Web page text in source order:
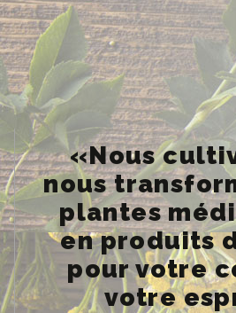
«Nous
nous
plantes
en produits
pour votre
votre